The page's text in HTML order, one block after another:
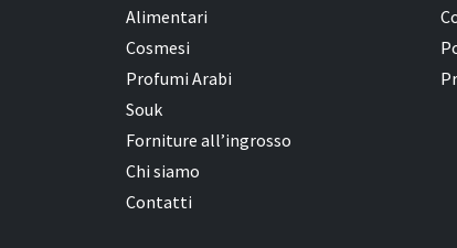
Alimentari
Cosmesi
Profumi Arabi
Souk
Forniture all’ingrosso
Chi siamo
Contatti